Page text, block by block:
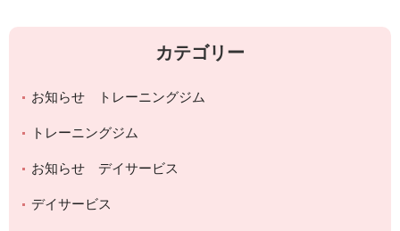
カテゴリー
お知らせ トレーニングジム
トレーニングジム
お知らせ デイサービス
デイサービス